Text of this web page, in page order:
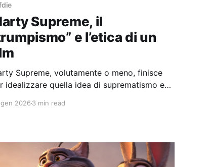
Supreme, il
e l’etica di un
Supreme, volutamente o meno, finisce
idealizzare quella idea di suprematismo e
20263 min read